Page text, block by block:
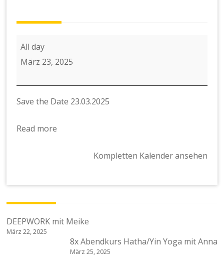
WLB
Sports
läuft
beim
Bad
All day
März 23, 2025
Save the Date 23.03.2025
Read more
Kompletten Kalender ansehen
Beitragsnavigation
DEEPWORK mit Meike
März 22, 2025
8x Abendkurs Hatha/Yin Yoga mit Anna
März 25, 2025